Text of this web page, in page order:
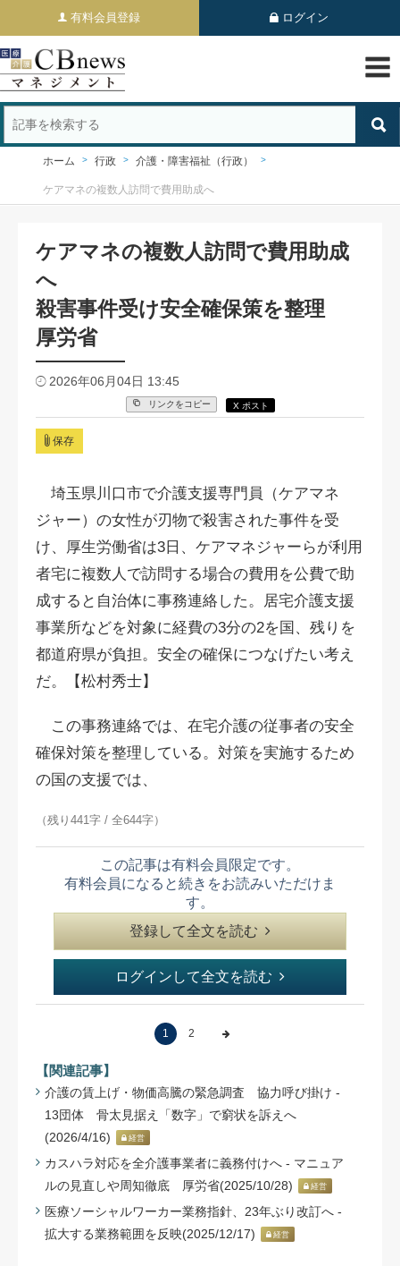
有料会員登録 ログイン
ホーム 行政 介護・障害福祉（行政）
ケアマネの複数人訪問で費用助成へ
ケアマネの複数人訪問で費用助成
へ
殺害事件受け安全確保策を整理
厚労省
2026年06月04日 13:45
リンクをコピー X ポスト
保存
埼玉県川口市で介護支援専門員（ケアマネ
ジャー）の女性が刃物で殺害された事件を受
け、厚生労働省は3日、ケアマネジャーらが利用
者宅に複数人で訪問する場合の費用を公費で助
成すると自治体に事務連絡した。居宅介護支援
事業所などを対象に経費の3分の2を国、残りを
都道府県が負担。安全の確保につなげたい考え
だ。【松村秀士】
この事務連絡では、在宅介護の従事者の安全
確保対策を整理している。対策を実施するため
の国の支援では、
（残り441字 / 全644字）
この記事は有料会員限定です。
有料会員になると続きをお読みいただけま
す。
登録して全文を読む
ログインして全文を読む
1 2
【関連記事】
介護の賃上げ・物価高騰の緊急調査 協力呼び掛け -
13団体 骨太見据え「数字」で窮状を訴えへ
(2026/4/16)
経営
カスハラ対応を全介護事業者に義務付けへ - マニュア
ルの見直しや周知徹底 厚労省(2025/10/28)
経営
医療ソーシャルワーカー業務指針、23年ぶり改訂へ -
拡大する業務範囲を反映(2025/12/17)
経営